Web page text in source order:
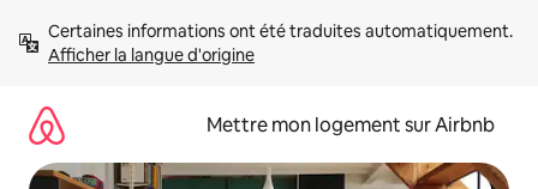
directement
Afficher la langue d'origine
Mettre mon logement sur Airbnb